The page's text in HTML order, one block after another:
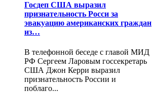
Госдеп США выразил
признательность Росси за
эвакуацию американских граждан
из…
В телефонной беседе с главой МИД
РФ Сергеем Ларовым госсекретарь
США Джон Керри выразил
признательность России и
поблаго...